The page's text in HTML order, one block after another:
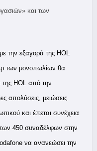
και των
με την εξαγορά της HOL
των μονοπωλίων θα
της HOL από την
απολύσεις, μειώσεις
και έπεται συνέχεια
των 450 συναδέλφων στην
να ανανεώσει την